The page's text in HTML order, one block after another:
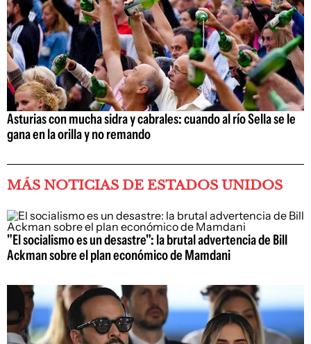
Asturias con mucha sidra y cabrales: cuando al río Sella se le
gana en la orilla y no remando
MÁS NOTICIAS DE ESTADOS UNIDOS
"El socialismo es un desastre": la brutal advertencia de Bill
Ackman sobre el plan económico de Mamdani